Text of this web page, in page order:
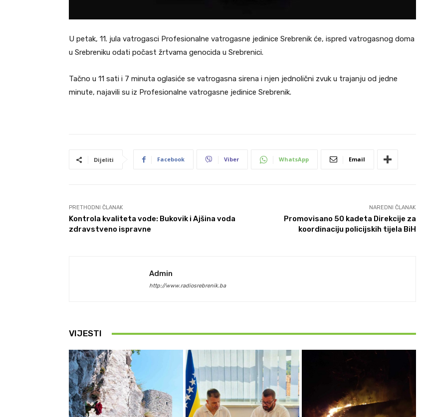
U petak, 11. jula vatrogasci Profesionalne vatrogasne jedinice Srebrenik će, ispred vatrogasnog doma
u Srebreniku odati počast žrtvama genocida u Srebrenici.
Tačno u 11 sati i 7 minuta oglasiće se vatrogasna sirena i njen jednolični zvuk u trajanju od jedne
minute, najavili su iz Profesionalne vatrogasne jedinice Srebrenik.
Dijeliti Facebook Viber WhatsApp Email
PRETHODNI ČLANAK
Kontrola kvaliteta vode: Bukovik i Ajšina voda
zdravstveno ispravne
NAREDNI ČLANAK
Promovisano 50 kadeta Direkcije za
koordinaciju policijskih tijela BiH
Admin
http://www.radiosrebrenik.ba
VIJESTI